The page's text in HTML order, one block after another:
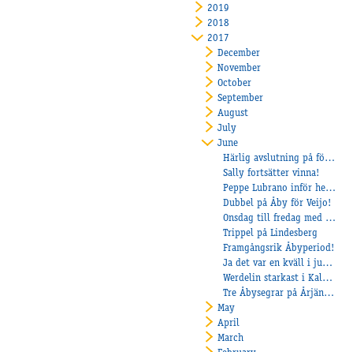
2019
2018
2017
December
November
October
September
August
July
June
Härlig avslutning på första halvåret!
Sally fortsätter vinna!
Peppe Lubrano inför helgens E3-final med Al's Espresious
Dubbel på Åby för Veijo!
Onsdag till fredag med fina framgångar!
Trippel på Lindesberg
Framgångsrik Åbyperiod!
Ja det var en kväll i juni….
Werdelin starkast i Kalmarsmontéfinal
Tre Åbysegrar på Årjängstravet!
May
April
March